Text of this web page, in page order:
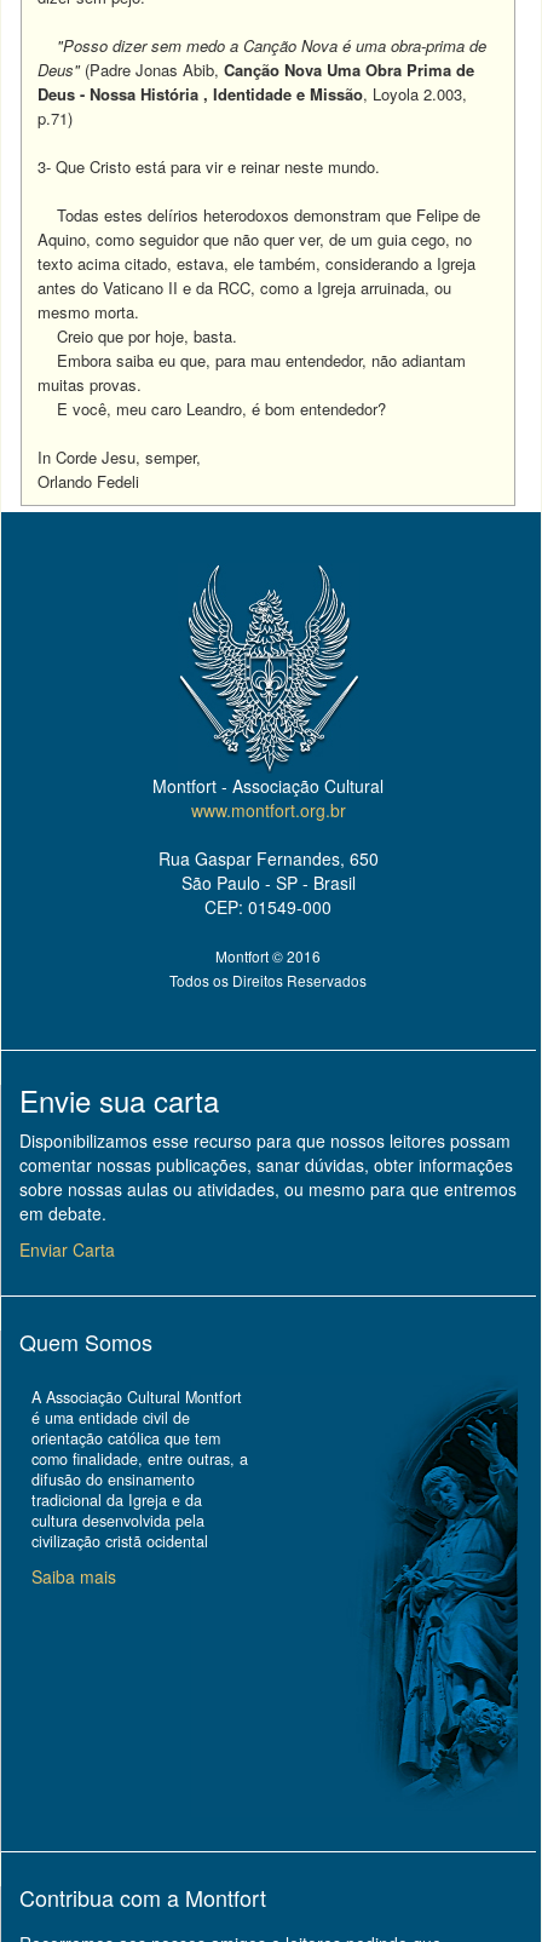
"Posso dizer sem medo a Canção Nova é uma obra-prima de
Deus" (Padre Jonas Abib,Canção Nova Uma Obra Prima de
Deus - Nossa História , Identidade e Missão, Loyola 2.003,
p.71)
3- Que Cristo está para vir e reinar neste mundo.
Todas estes delírios heterodoxos demonstram que Felipe de
Aquino, como seguidor que não quer ver, de um guia cego, no
texto acima citado, estava, ele também, considerando a Igreja
antes do Vaticano II e da RCC, como a Igreja arruinada, ou
mesmo morta.
Creio que por hoje, basta.
Embora saiba eu que, para mau entendedor, não adiantam
muitas provas.
E você, meu caro Leandro, é bom entendedor?
In Corde Jesu, semper,
Orlando Fedeli
Montfort - Associação Cultural
www.montfort.org.br
Rua Gaspar Fernandes, 650
São Paulo - SP - Brasil
CEP: 01549-000
Montfort © 2016
Todos os Direitos Reservados
Envie sua carta
Disponibilizamos esse recurso para que nossos leitores possam
comentar nossas publicações, sanar dúvidas, obter informações
sobre nossas aulas ou atividades, ou mesmo para que entremos
em debate.
Enviar Carta
Quem Somos
A Associação Cultural Montfort
é uma entidade civil de
orientação católica que tem
como finalidade, entre outras, a
difusão do ensinamento
tradicional da Igreja e da
cultura desenvolvida pela
civilização cristã ocidental
Saiba mais
Contribua com a Montfort